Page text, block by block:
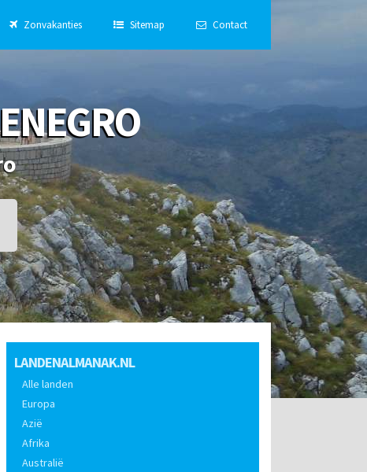
Zonvakanties Sitemap Contact
LANDENALMANAK.NL
Alle landen
Europa
Azië
Afrika
Australië